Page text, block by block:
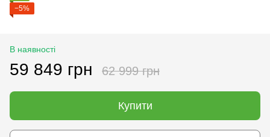
−5%
В наявності
59 849 грн 62 999 грн
Купити